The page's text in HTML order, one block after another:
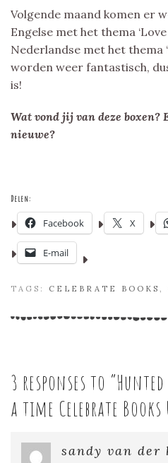
Volgende maand komen er
Engelse met het thema
Nederlandse met het thema
worden weer fantastisch,
is!
Wat vond jij van deze boxen?
nieuwe?
Delen:
Facebook X
E-mail
TAGS: CELEBRATE BOOKS ,
3 responses to “
a time Celebrate
sandy van der